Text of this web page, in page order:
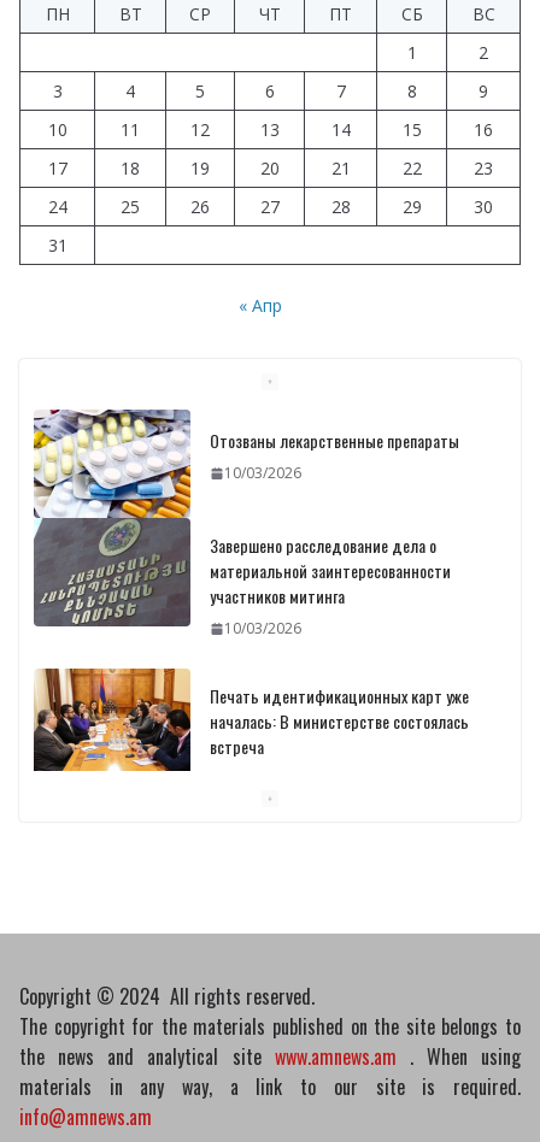
ПН
ВТ СР ЧТ ПТ СБ
ВС
1
2
3
4 5 6 7 8
9
10
11 12 13 14 15
16
17
18 19 20 21 22
23
24
25 26 27 28 29
30
31
« Апр
Отозваны лекарственные препараты
10/03/2026
Завершено расследование дела о
материальной заинтересованности
участников митинга
10/03/2026
Печать идентификационных карт уже
началась: В министерстве состоялась
встреча
Copyright © 2024 All rights reserved.
The copyright for the materials published on the site belongs to
the news and analytical site www.amnews.am . When using
materials in any way, a link to our site is required.
info@amnews.am